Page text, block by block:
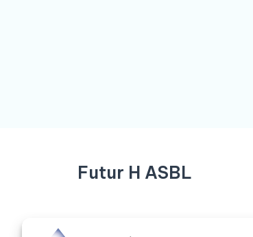
Futur H ASBL
Rue Fosse-Aux-Raines 38 4020 Liège